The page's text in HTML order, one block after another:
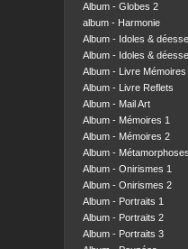
Album - Globes 2
album - Harmonie
Album - Idoles &
Album - Idoles &
Album - Livre
Album - Livre Reflets
Album - Mail Art
Album - Mémoires 1
Album - Mémoires 2
Album - Métamorphoses
Album - Onirismes 1
Album - Onirismes 2
Album - Portraits 1
Album - Portraits 2
Album - Portraits 3